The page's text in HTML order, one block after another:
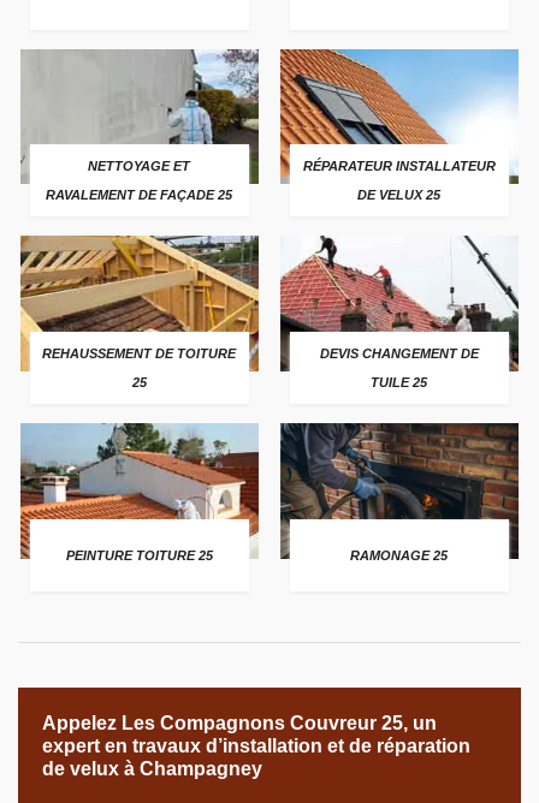
NETTOYAGE ET
RAVALEMENT DE FAÇADE 25
RÉPARATEUR INSTALLATEUR
DE VELUX 25
REHAUSSEMENT DE TOITURE
25
DEVIS CHANGEMENT DE
TUILE 25
PEINTURE TOITURE 25 RAMONAGE 25
Appelez Les Compagnons Couvreur 25, un
expert en travaux d’installation et de réparation
de velux à Champagney